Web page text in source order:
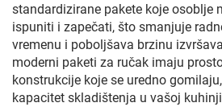
standardizirane pakete koje osoblje
ispuniti i zapečati, što smanjuje
vremenu i poboljšava brzinu
moderni paketi za ručak imaju
konstrukcije koje se uredno
kapacitet skladištenja u vašoj